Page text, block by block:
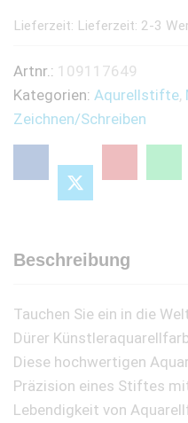
Lieferzeit: Lieferzeit: 2-3
Artnr.: 109117649
Kategorien: Aqurellstifte,
Zeichnen/Schreiben
Beschreibung
Tauchen Sie ein in die
Dürer
Diese hochwertigen
Präzision eines Stiftes
Lebendigkeit von